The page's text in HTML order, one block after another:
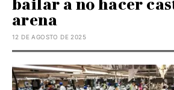
bailar a no hacer
arena
12 DE AGOSTO DE 2025